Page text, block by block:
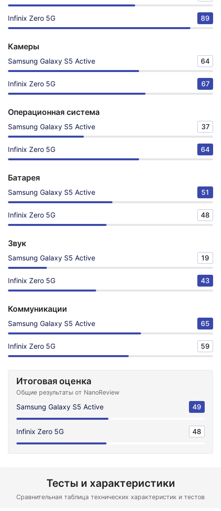
Infinix Zero 5G 89
Камеры
Samsung Galaxy S5 Active 64
Infinix Zero 5G 67
Операционная система
Samsung Galaxy S5 Active 37
Infinix Zero 5G 64
Батарея
Samsung Galaxy S5 Active 51
Infinix Zero 5G 48
Звук
Samsung Galaxy S5 Active 19
Infinix Zero 5G 43
Коммуникации
Samsung Galaxy S5 Active 65
Infinix Zero 5G 59
Итоговая оценка
Общие результаты от NanoReview
Samsung Galaxy S5 Active 49
Infinix Zero 5G 48
Тесты и характеристики
Сравнительная таблица технических характеристик и тестов